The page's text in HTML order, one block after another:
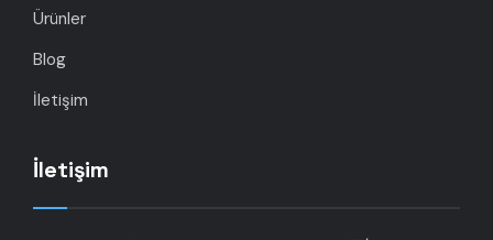
Ürünler
Blog
İletişim
İletişim